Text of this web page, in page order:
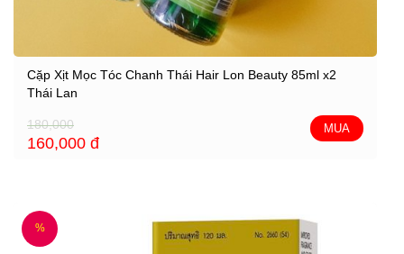
Cặp Xịt Mọc Tóc Chanh Thái Hair Lon Beauty 85ml x2
Thái Lan
180,000
160,000 đ
MUA
%